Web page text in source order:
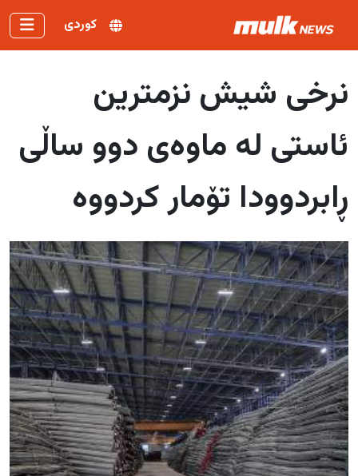
کوردی
نرخی شیش نزمترین
ئاستی لە ماوەی دوو ساڵی
ڕابردوودا تۆمار کردووە